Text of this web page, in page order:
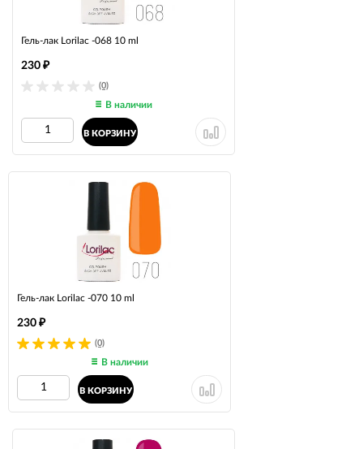
Гель-лак Lorilac -068 10 ml
(0)
230 ₽
В наличии
В КОРЗИНУ
Гель-лак Lorilac -070 10 ml
(0)
230 ₽
В наличии
В КОРЗИНУ